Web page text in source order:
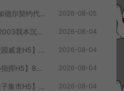
AFK卡牌即时对战手游【加德尔契约代金券内购修复版】8月最新整理Linux手工服务端+前后端全套源码+CDK授权后台+安卓苹果双端+详细搭建教程+视频教程 2026-08-05
RED三端引擎传奇手游【2003我本沉默三职业】8月最新整理Win一键服务端+PC安卓+详细搭建教程 2026-08-04
三网H5格斗游戏【热血校园威龙H5】8月最新整理Linux手工服务端+Win一键服务端+解压即玩+简易安卓客户端+详细搭建教程 2026-08-04
三网H5射击游戏【战场小指挥H5】8月最新整理Linux手工服务端+Win一键服务端+解压即玩+简易安卓客户端+详细搭建教程 2026-08-04
三网H5模拟经营游戏【猴子集市H5】8月最新整理Linux手工服务端+Win一键服务端+解压即玩+简易安卓客户端+详细搭建教程 2026-08-04